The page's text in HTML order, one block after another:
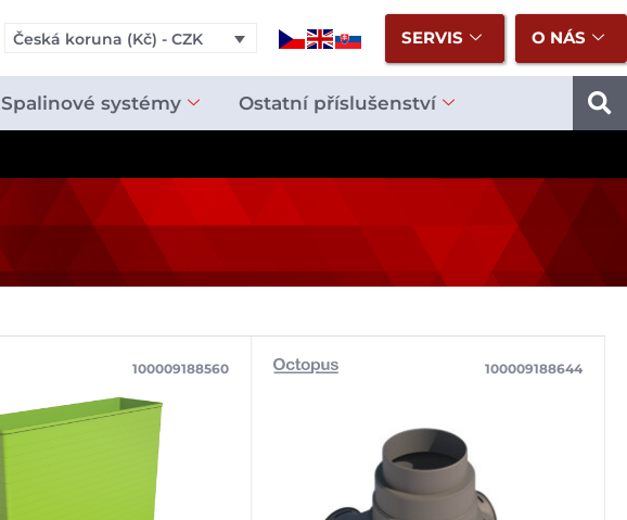
Česká koruna (Kč) - CZK SERVIS O NÁS
Spalinové systémy Ostatní příslušenství
100009188560 100009188644